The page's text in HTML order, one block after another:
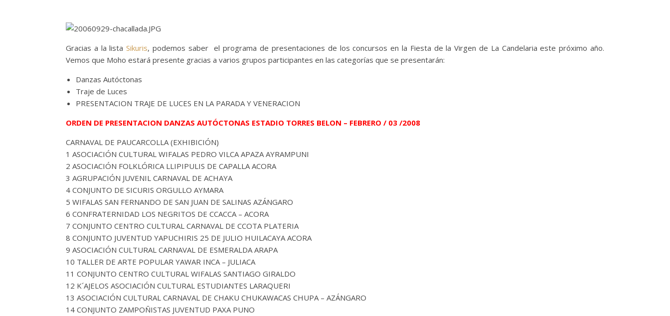
Gracias a la listaSikuris, podemos saber el programa de presentaciones de los concursos en la Fiesta de la Virgen de La Candelaria este próximo año.
Vemos que Moho estará presente gracias a varios grupos participantes en las categorías que se presentarán:
Danzas Autóctonas
Traje de Luces
PRESENTACION TRAJE DE LUCES EN LA PARADA Y VENERACION
ORDEN DE PRESENTACION DANZAS AUTÓCTONAS ESTADIO TORRES BELON – FEBRERO / 03 /2008
CARNAVAL DE PAUCARCOLLA (EXHIBICIÓN)
1 ASOCIACIÓN CULTURAL WIFALAS PEDRO VILCA APAZA AYRAMPUNI
2 ASOCIACIÓN FOLKLÓRICA LLIPIPULIS DE CAPALLA ACORA
3 AGRUPACIÓN JUVENIL CARNAVAL DE ACHAYA
4 CONJUNTO DE SICURIS ORGULLO AYMARA
5 WIFALAS SAN FERNANDO DE SAN JUAN DE SALINAS AZÁNGARO
6 CONFRATERNIDAD LOS NEGRITOS DE CCACCA – ACORA
7 CONJUNTO CENTRO CULTURAL CARNAVAL DE CCOTA PLATERIA
8 CONJUNTO JUVENTUD YAPUCHIRIS 25 DE JULIO HUILACAYA ACORA
9 ASOCIACIÓN CULTURAL CARNAVAL DE ESMERALDA ARAPA
10 TALLER DE ARTE POPULAR YAWAR INCA – JULIACA
11 CONJUNTO CENTRO CULTURAL WIFALAS SANTIAGO GIRALDO
12 K´AJELOS ASOCIACIÓN CULTURAL ESTUDIANTES LARAQUERI
13 ASOCIACIÓN CULTURAL CARNAVAL DE CHAKU CHUKAWACAS CHUPA – AZÁNGARO
14 CONJUNTO ZAMPOÑISTAS JUVENTUD PAXA PUNO